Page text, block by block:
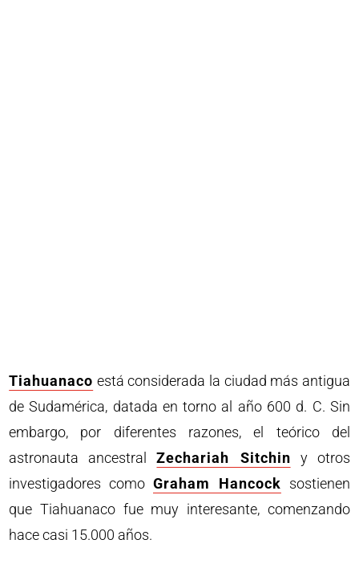
Tiahuanaco está considerada la ciudad más antigua
de Sudamérica, datada en torno al año 600 d. C. Sin
embargo, por diferentes razones, el teórico del
astronauta ancestralZechariah Sitchin y otros
investigadores como Graham Hancock sostienen
que Tiahuanaco fue muy interesante, comenzando
hace casi 15.000 años.